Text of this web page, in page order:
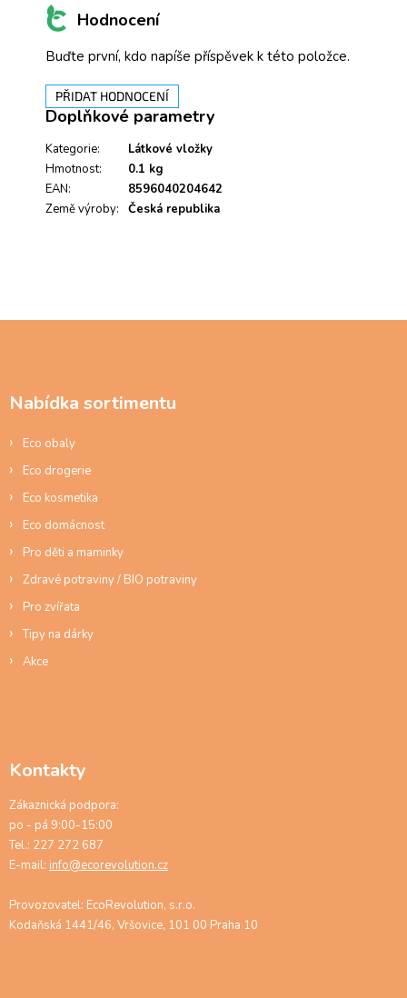
Hodnocení
Buďte první, kdo napíše příspěvek k této položce.
PŘIDAT HODNOCENÍ
Doplňkové parametry
Kategorie:
Látkové vložky
Hmotnost:
0.1 kg
EAN:
8596040204642
Země výroby: Česká republika
Nabídka sortimentu
Eco obaly
Eco drogerie
Eco kosmetika
Eco domácnost
Pro děti a maminky
Zdravé potraviny / BIO potraviny
Pro zvířata
Tipy na dárky
Akce
Kontakty
Zákaznická podpora:
po - pá 9:00-15:00
Tel.: 227 272 687
E-mail: info@ecorevolution.cz
Provozovatel: EcoRevolution, s.r.o.
Kodaňská 1441/46, Vršovice, 101 00 Praha 10